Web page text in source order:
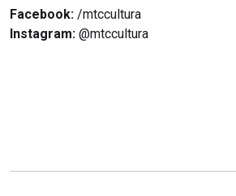
Facebook: /mtccultura
Instagram: @mtccultura